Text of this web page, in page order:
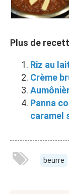
Plus de
Riz au
Crème
Panna
caramel
beurre